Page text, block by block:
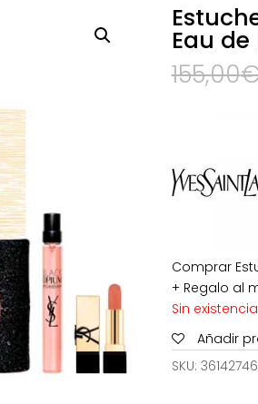
Eau
155,00
Comprar
+ Regalo al
Sin
Añadir
SKU: